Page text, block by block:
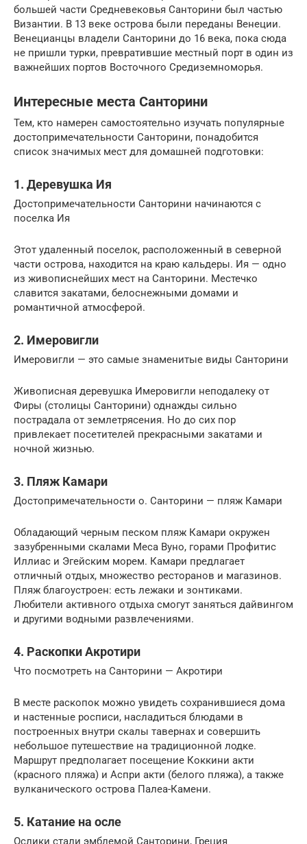
большей части Средневековья Санторини был частью
Византии. В 13 веке острова были переданы Венеции.
Венецианцы владели Санторини до 16 века, пока сюда
не пришли турки, превратившие местный порт в один из
важнейших портов Восточного Средиземноморья.
Интересные места Санторини
Тем, кто намерен самостоятельно изучать популярные
достопримечательности Санторини, понадобится
список значимых мест для домашней подготовки:
1. Деревушка Ия
Достопримечательности Санторини начинаются с
поселка Ия
Этот удаленный поселок, расположенный в северной
части острова, находится на краю кальдеры. Ия — одно
из живописнейших мест на Санторини. Местечко
славится закатами, белоснежными домами и
романтичной атмосферой.
2. Имеровигли
Имеровигли — это самые знаменитые виды Санторини
Живописная деревушка Имеровигли неподалеку от
Фиры (столицы Санторини) однажды сильно
пострадала от землетрясения. Но до сих пор
привлекает посетителей прекрасными закатами и
ночной жизнью.
3. Пляж Камари
Достопримечательности о. Санторини — пляж Камари
Обладающий черным песком пляж Камари окружен
зазубренными скалами Меса Вуно, горами Профитис
Иллиас и Эгейским морем. Камари предлагает
отличный отдых, множество ресторанов и магазинов.
Пляж благоустроен: есть лежаки и зонтиками.
Любители активного отдыха смогут заняться дайвингом
и другими водными развлечениями.
4. Раскопки Акротири
Что посмотреть на Санторини — Акротири
В месте раскопок можно увидеть сохранившиеся дома
и настенные росписи, насладиться блюдами в
построенных внутри скалы тавернах и совершить
небольшое путешествие на традиционной лодке.
Маршрут предполагает посещение Коккини акти
(красного пляжа) и Аспри акти (белого пляжа), а также
вулканического острова Палеа-Камени.
5. Катание на осле
Ослики стали эмблемой Санторини, Греция